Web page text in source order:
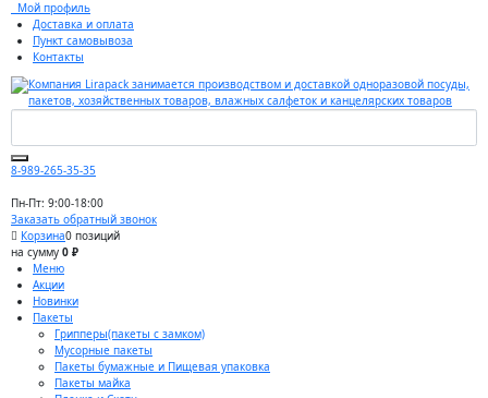
Мой профиль
Доставка и оплата
Пункт самовывоза
Контакты
8-989-265-35-35
Пн-Пт: 9:00-18:00
Заказать обратный звонок
Корзина0 позиций
на сумму 0 ₽
Меню
Акции
Новинки
Пакеты
Грипперы(пакеты с замком)
Мусорные пакеты
Пакеты бумажные и Пищевая упаковка
Пакеты майка